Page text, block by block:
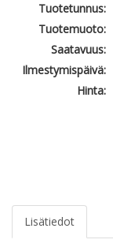
Tuotetunnus:
Tuotemuoto:
Saatavuus:
Ilmestymispäivä:
Hinta:
Lisätiedot